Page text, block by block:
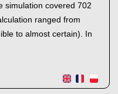
simulation covered 702
ranged from
to almost certain). In